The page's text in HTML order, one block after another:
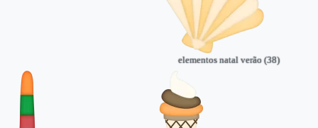
elementos natal verão (38)